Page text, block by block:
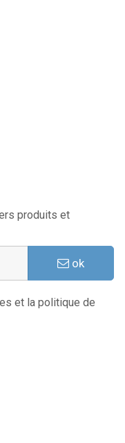
produits et
ok
et la politique de